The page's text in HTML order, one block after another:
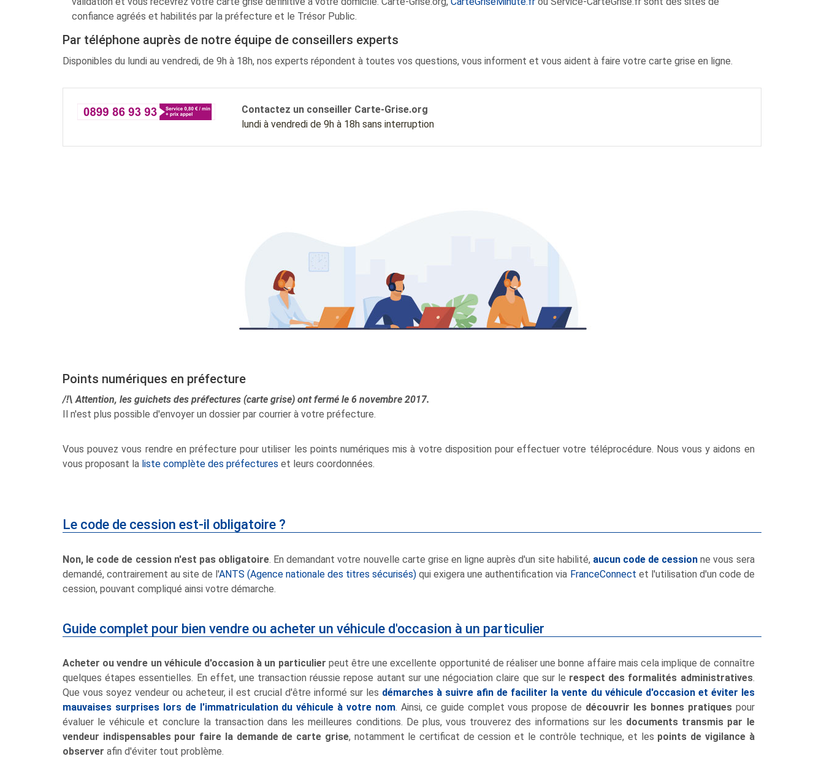
confiance agréés et habilités par la préfecture et le Trésor Public.
Par téléphone auprès de notre équipe de conseillers experts
Disponibles du lundi au vendredi, de 9h à 18h, nos experts répondent à toutes vos questions, vous informent et vous aident à faire votre carte grise en ligne.
Contactez un conseiller Carte-Grise.org
lundi à vendredi de 9h à 18h sans interruption
Points numériques en préfecture
/!\ Attention, les guichets des préfectures (carte grise) ont fermé le 6 novembre 2017.
Il n'est plus possible d'envoyer un dossier par courrier à votre préfecture.
Vous pouvez vous rendre en préfecture pour utiliser les points numériques mis à votre disposition pour effectuer votre téléprocédure. Nous vous y aidons en
vous proposant la liste complète des préfectures et leurs coordonnées.
Le code de cession est-il obligatoire ?
Non, le code de cession n'est pas obligatoire. En demandant votre nouvelle carte grise en ligne auprès d'un site habilité, aucun code de cession ne vous sera
demandé, contrairement au site de l'ANTS (Agence nationale des titres sécurisés) qui exigera une authentification via FranceConnect et l'utilisation d'un code de
cession, pouvant compliqué ainsi votre démarche.
Guide complet pour bien vendre ou acheter un véhicule d'occasion à un particulier
Acheter ou vendre un véhicule d'occasion à un particulier peut être une excellente opportunité de réaliser une bonne affaire mais cela implique de connaître
quelques étapes essentielles. En effet, une transaction réussie repose autant sur une négociation claire que sur le respect des formalités administratives.
Que vous soyez vendeur ou acheteur, il est crucial d'être informé sur les démarches à suivre afin de faciliter la vente du véhicule d'occasion et éviter les
mauvaises surprises lors de l'immatriculation du véhicule à votre nom. Ainsi, ce guide complet vous propose de découvrir les bonnes pratiquespour
évaluer le véhicule et conclure la transaction dans les meilleures conditions. De plus, vous trouverez des informations sur les documents transmis par le
vendeur indispensables pour faire la demande de carte grise, notamment le certificat de cession et le contrôle technique, et les points de vigilance à
observer afin d'éviter tout problème.